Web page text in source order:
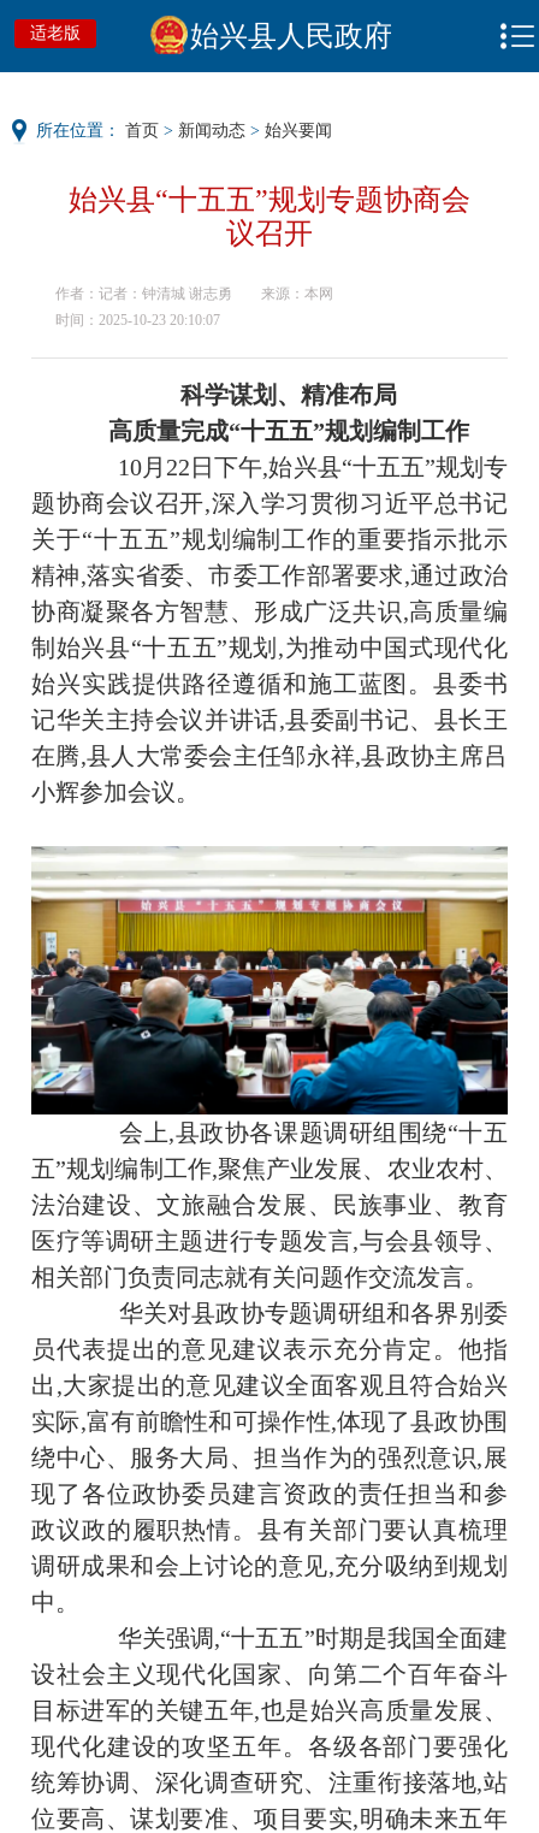
适老版 始兴县人民政府
所在位置： 首页 > 新闻动态 > 始兴要闻
始兴县“十五五”规划专题协商会
议召开
作者：记者：钟清城 谢志勇
来源：本网
时间：2025-10-23 20:10:07
科学谋划、精准布局
高质量完成“十五五”规划编制工作
10月22日下午,始兴县“十五五”规划专
题协商会议召开,深入学习贯彻习近平总书记
关于“十五五”规划编制工作的重要指示批示
精神,落实省委、市委工作部署要求,通过政治
协商凝聚各方智慧、形成广泛共识,高质量编
制始兴县“十五五”规划,为推动中国式现代化
始兴实践提供路径遵循和施工蓝图。县委书
记华关主持会议并讲话,县委副书记、县长王
在腾,县人大常委会主任邹永祥,县政协主席吕
小辉参加会议。
会上,县政协各课题调研组围绕“十五
五”规划编制工作,聚焦产业发展、农业农村、
法治建设、文旅融合发展、民族事业、教育
医疗等调研主题进行专题发言,与会县领导、
相关部门负责同志就有关问题作交流发言。
华关对县政协专题调研组和各界别委
员代表提出的意见建议表示充分肯定。他指
出,大家提出的意见建议全面客观且符合始兴
实际,富有前瞻性和可操作性,体现了县政协围
绕中心、服务大局、担当作为的强烈意识,展
现了各位政协委员建言资政的责任担当和参
政议政的履职热情。县有关部门要认真梳理
调研成果和会上讨论的意见,充分吸纳到规划
中。
华关强调,“十五五”时期是我国全面建
设社会主义现代化国家、向第二个百年奋斗
目标进军的关键五年,也是始兴高质量发展、
现代化建设的攻坚五年。各级各部门要强化
统筹协调、深化调查研究、注重衔接落地,站
位要高、谋划要准、项目要实,明确未来五年